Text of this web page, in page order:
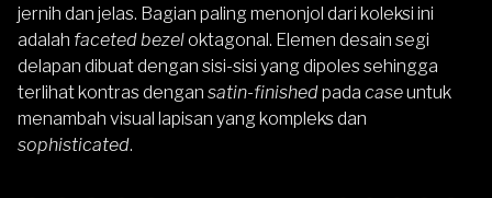
jernih dan jelas. Bagian paling menonjol dari koleksi ini
adalah faceted bezeloktagonal. Elemen desain segi
delapan dibuat dengan sisi-sisi yang dipoles sehingga
terlihat kontras dengan satin-finishedpada caseuntuk
menambah visual lapisan yang kompleks dan
sophisticated.